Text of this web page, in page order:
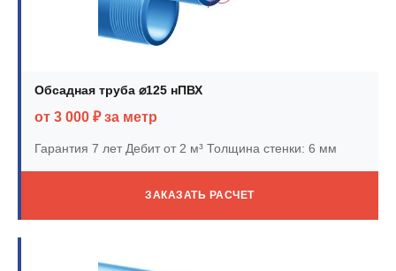
Обсадная труба ⌀125 нПВХ
от 3 000 ₽ за метр
Гарантия 7 летДебит от 2 м³ Толщина стенки: 6 мм
ЗАКАЗАТЬ РАСЧЕТ